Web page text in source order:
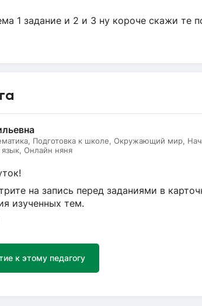
1 задание и 2 и 3 ну короче скажи те
Подготовка к школе, Окружающий мир,
язык, Онлайн няня
на запись перед заданиями в
изученных тем.
к этому педагогу